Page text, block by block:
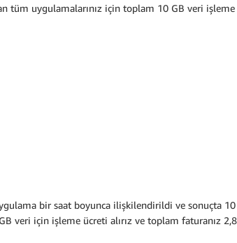
tüm uygulamalarınız için toplam 10 GB veri
bir saat boyunca ilişkilendirildi ve sonuçta
veri için işleme ücreti alırız ve toplam faturanız